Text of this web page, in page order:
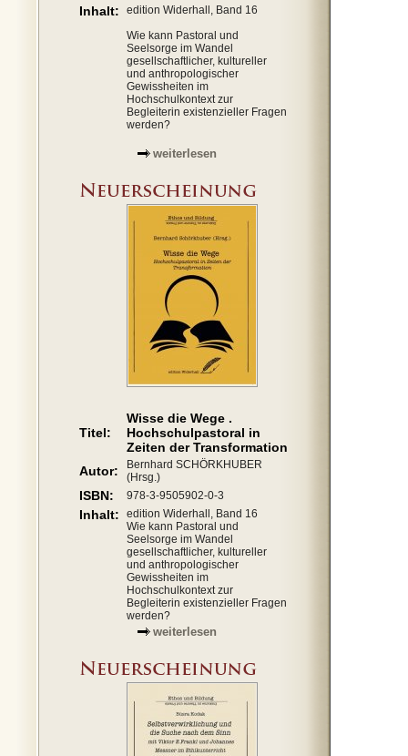
Inhalt:
edition Widerhall, Band 16
Wie kann Pastoral und
Seelsorge im Wandel
gesellschaftlicher, kultureller
und anthropologischer
Gewissheiten im
Hochschulkontext zur
Begleiterin existenzieller Fragen
werden?
weiterlesen
Titel:
Wisse die Wege .
Hochschulpastoral in
Zeiten der Transformation
Autor:
Bernhard SCHÖRKHUBER
(Hrsg.)
ISBN: 978-3-9505902-0-3
Inhalt:
edition Widerhall, Band 16
Wie kann Pastoral und
Seelsorge im Wandel
gesellschaftlicher, kultureller
und anthropologischer
Gewissheiten im
Hochschulkontext zur
Begleiterin existenzieller Fragen
werden?
weiterlesen